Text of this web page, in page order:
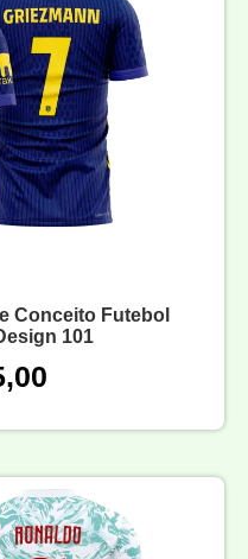
Conceito Futebol
101